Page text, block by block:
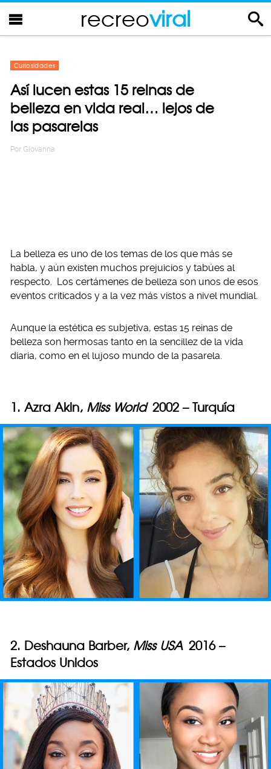
recreoviral
Curiosidades
Así lucen estas 15 reinas de
belleza en vida real… lejos de
las pasarelas
Por Giovanna
La belleza es uno de los temas de los que más se
habla, y aún existen muchos prejuicios y tabúes al
respecto. Los certámenes de belleza son unos de esos
eventos criticados y a la vez más vistos a nivel mundial.
Aunque la estética es subjetiva, estas 15 reinas de
belleza son hermosas tanto en la sencillez de la vida
diaria, como en el lujoso mundo de la pasarela.
1. Azra Akin, Miss World 2002 – Turquía
2. Deshauna Barber, Miss USA 2016 –
Estados Unidos